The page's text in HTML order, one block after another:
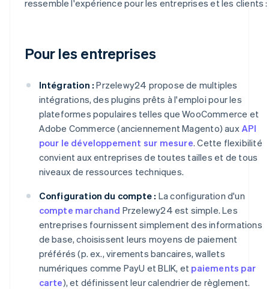
ressemble l'expérience pour les entreprises et les clients :
Pour les entreprises
Intégration : Przelewy24 propose de multiples
intégrations, des plugins prêts à l'emploi pour les
plateformes populaires telles que WooCommerce et
Adobe Commerce (anciennement Magento) aux API
pour le développement sur mesure. Cette flexibilité
convient aux entreprises de toutes tailles et de tous
niveaux de ressources techniques.
Configuration du compte : La configuration d'un
compte marchand Przelewy24 est simple. Les
entreprises fournissent simplement des informations
de base, choisissent leurs moyens de paiement
préférés (p. ex., virements bancaires, wallets
numériques comme PayU et BLIK, et paiements par
carte), et définissent leur calendrier de règlement.